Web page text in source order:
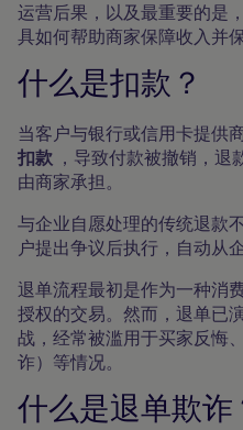
运营后果，以及最重要的是
具如何帮助商家保障收入并
什么是扣款？
当客户与银行或信用卡提供
扣款 ，导致付款被撤销，
由商家承担。
与企业自愿处理的传统退款
户提出争议后执行，自动从
退单流程最初是作为一种消
授权的交易。然而，退单已
战，经常被滥用于买家反悔
诈）等情况。
什么是退单欺诈